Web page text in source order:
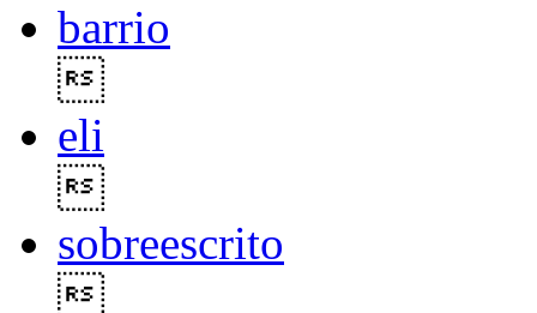
barrio
eli
sobreescrito